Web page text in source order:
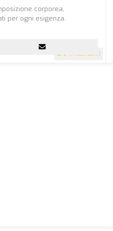
5 (6 recensioni)
corporea,
per ogni esigenza.